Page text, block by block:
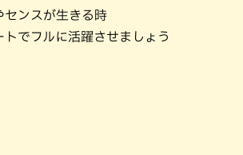
センスが生きる時
でフルに活躍させましょう